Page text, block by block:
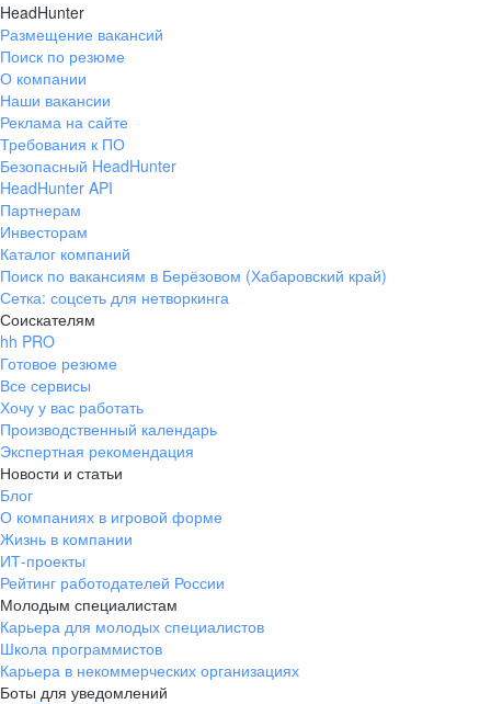
HeadHunter
Размещение вакансий
Поиск по резюме
О компании
Наши вакансии
Реклама на сайте
Требования к ПО
Безопасный HeadHunter
HeadHunter API
Партнерам
Инвесторам
Каталог компаний
Поиск по вакансиям в Берёзовом (Хабаровский край)
Сетка: соцсеть для нетворкинга
Соискателям
hh PRO
Готовое резюме
Все сервисы
Хочу у вас работать
Производственный календарь
Экспертная рекомендация
Новости и статьи
Блог
О компаниях в игровой форме
Жизнь в компании
ИТ-проекты
Рейтинг работодателей России
Молодым специалистам
Карьера для молодых специалистов
Школа программистов
Карьера в некоммерческих организациях
Боты для уведомлений